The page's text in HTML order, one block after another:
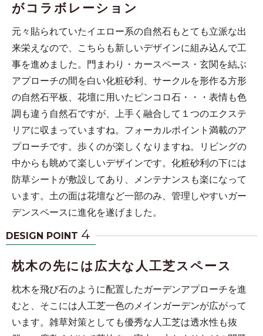
がコラボレーション
元々貼られていたイエロー系の自然石もとても立派な出
来栄えなので、こちらも新しいデザインに組み込んで工
事を進めました。門まわり・カースペース・玄関を結ぶ
アプローチの間を白い化粧砂利、サークルを形作る方形
の自然石平板、花壇に用いたピンコロ石・・・表情も色
調も違う自然石ですが、上手く融合して１つのエクステ
リアに収まっていますね。フォーカルポイント満載のア
プローチです。歩くのが楽しくなりますね。リビングの
中からも眺めて楽しいデザインです。化粧砂利の下には
防草シートが敷設してあり、メンテナンスも楽になって
います。土の面は花壇など一部のみ、管理しやすいガー
デンスペースに進化を遂げました。
DESIGN POINT 4
枕木の先には広大な人工芝スペース
枕木を飛び石のように配置したガーデンアプローチを進
むと、そこには人工芝一色のメインガーデンが広がって
います。雑草対策としても優秀な人工芝は透水性も抜